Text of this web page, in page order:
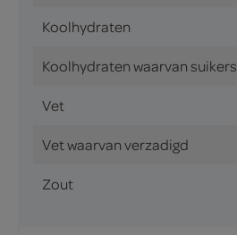
Koolhydraten
Koolhydraten waarvan suikers
Vet
Vet waarvan verzadigd
Zout